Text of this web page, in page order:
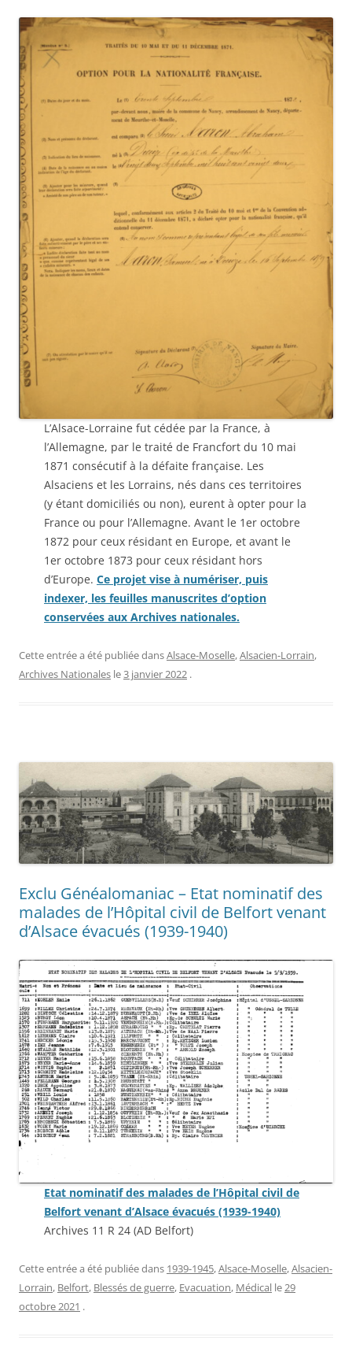
L’Alsace-Lorraine fut cédée par la France, à
l’Allemagne, par le traité de Francfort du 10 mai
1871 consécutif à la défaite française. Les
Alsaciens et les Lorrains, nés dans ces territoires
(y étant domiciliés ou non), eurent à opter pour la
France ou pour l’Allemagne. Avant le 1er octobre
1872 pour ceux résidant en Europe, et avant le
1er octobre 1873 pour ceux résidant hors
d’Europe. Ce projet vise à numériser, puis
indexer, les feuilles manuscrites d’option
conservées aux Archives nationales.
Cette entrée a été publiée dansAlsace-Moselle,Alsacien-Lorrain,
Archives Nationales le3 janvier 2022 .
Exclu Généalomaniac – Etat nominatif des
malades de l’Hôpital civil de Belfort venant
d’Alsace évacués (1939-1940)
Etat nominatif des malades de l’Hôpital civil de
Belfort venant d’Alsace évacués (1939-1940)
Archives 11 R 24 (AD Belfort)
Cette entrée a été publiée dans 1939-1945,Alsace-Moselle,Alsacien-
Lorrain, Belfort, Blessés de guerre, Evacuation, Médical le29
octobre 2021 .